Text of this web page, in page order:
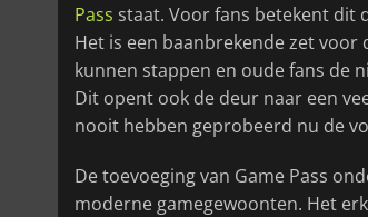
Pass staat. Voor fans betekent dit
Het is een baanbrekende zet
kunnen stappen en oude fans de
Dit opent ook de deur naar een
nooit hebben geprobeerd nu de
De toevoeging van Game Pass
moderne gamegewoonten. Het